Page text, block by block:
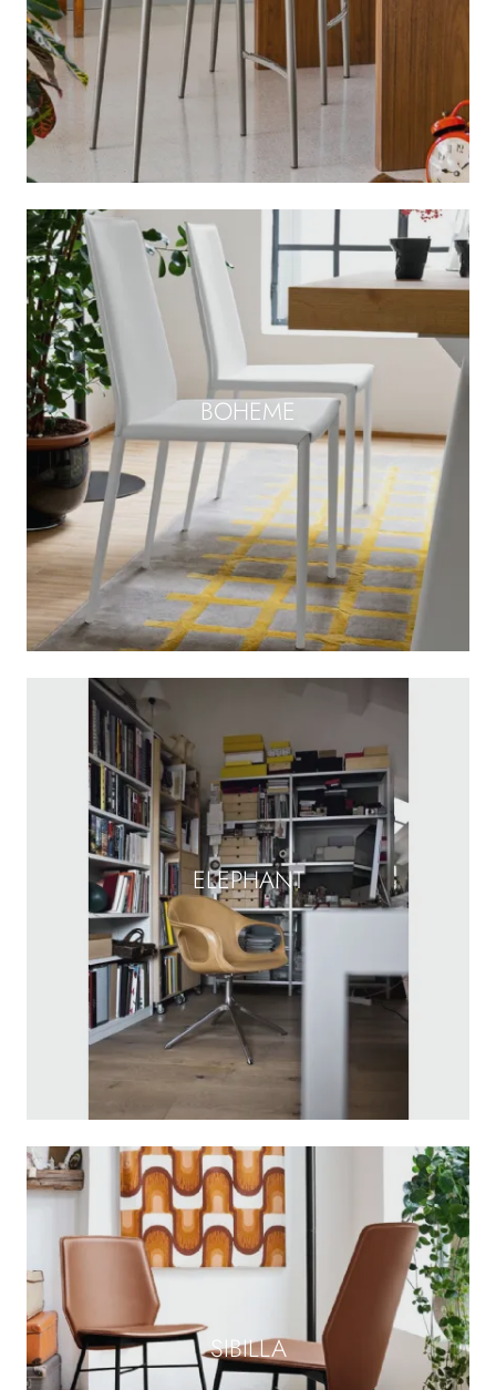
BOHEME
ELEPHANT
SIBILLA